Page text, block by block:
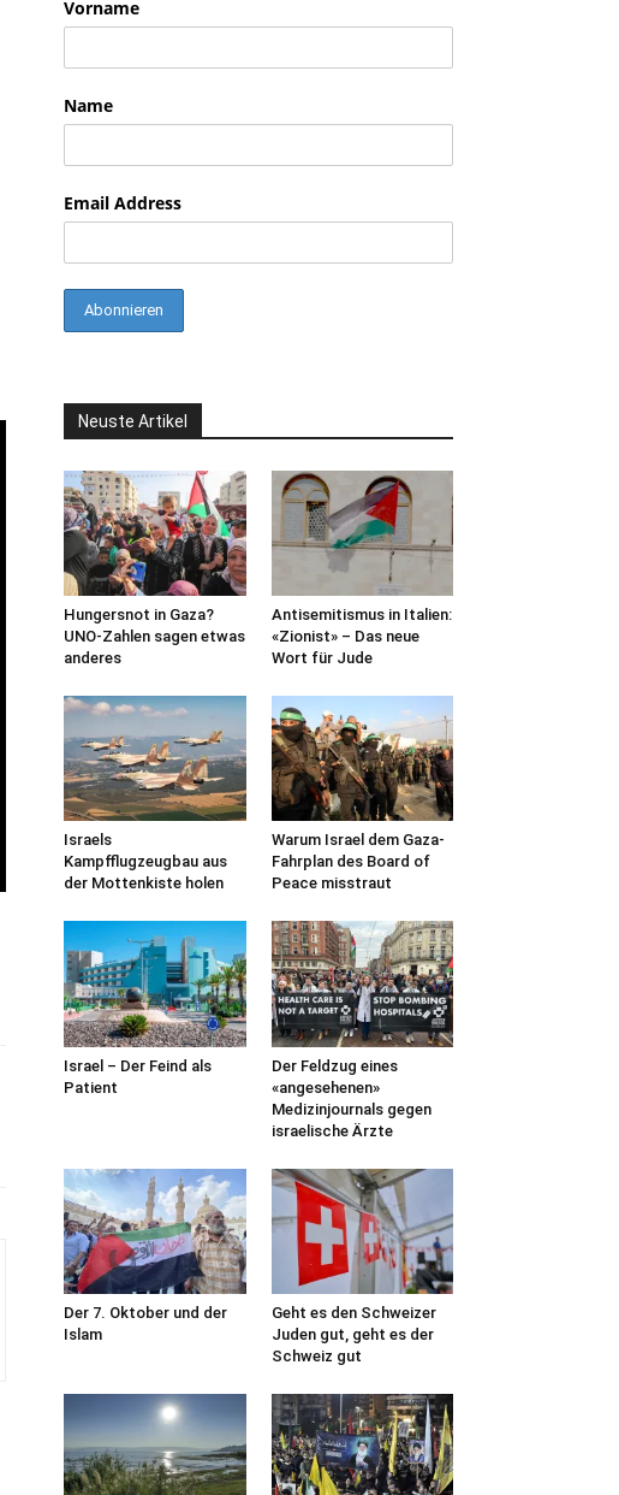
Vorname
Name
Email Address
Neuste Artikel
Hungersnot in Gaza?
UNO-Zahlen sagen etwas
anderes
Antisemitismus in Italien:
«Zionist» – Das neue
Wort für Jude
Israels
Kampfflugzeugbau aus
der Mottenkiste holen
Warum Israel dem Gaza-
Fahrplan des Board of
Peace misstraut
Israel – Der Feind als
Patient
Der Feldzug eines
«angesehenen»
Medizinjournals gegen
israelische Ärzte
Der 7. Oktober und der
Islam
Geht es den Schweizer
Juden gut, geht es der
Schweiz gut